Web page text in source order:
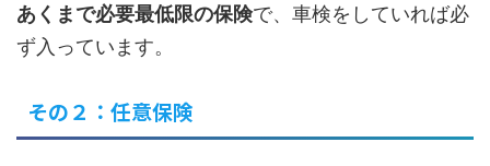
あくまで必要最低限の保険で、車検をしていれば必
ず入っています。
その２：任意保険